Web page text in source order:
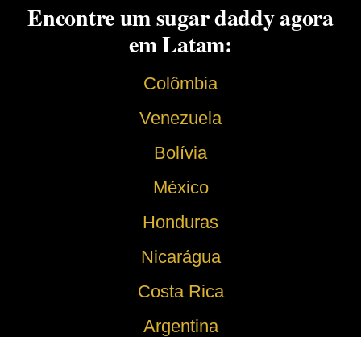
Encontre um sugar daddy agora
em Latam:
Colômbia
Venezuela
Bolívia
México
Honduras
Nicarágua
Costa Rica
Argentina